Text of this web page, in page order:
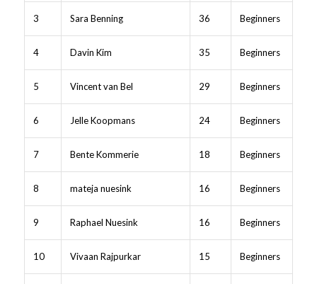
3 Sara Benning 36 Beginners
4 Davin Kim 35 Beginners
5 Vincent van Bel 29 Beginners
6 Jelle Koopmans 24 Beginners
7 Bente Kommerie 18 Beginners
8 mateja nuesink 16 Beginners
9 Raphael Nuesink 16 Beginners
10 Vivaan Rajpurkar 15 Beginners